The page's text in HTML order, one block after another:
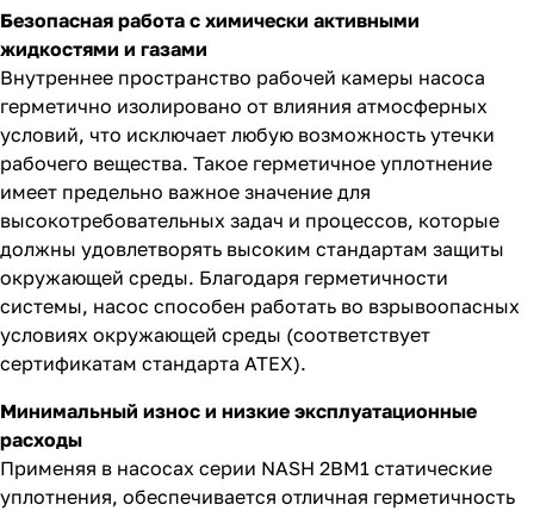
Безопасная работа с химически активными
жидкостями и газами
Внутреннее пространство рабочей камеры насоса
герметично изолировано от влияния атмосферных
условий, что исключает любую возможность утечки
рабочего вещества. Такое герметичное уплотнение
имеет предельно важное значение для
высокотребовательных задач и процессов, которые
должны удовлетворять высоким стандартам защиты
окружающей среды. Благодаря герметичности
системы, насос способен работать во взрывоопасных
условиях окружающей среды (соответствует
сертификатам стандарта ATEX).
Минимальный износ и низкие эксплуатационные
расходы
Применяя в насосах серии NASH 2BM1 статические
уплотнения, обеспечивается отличная герметичность